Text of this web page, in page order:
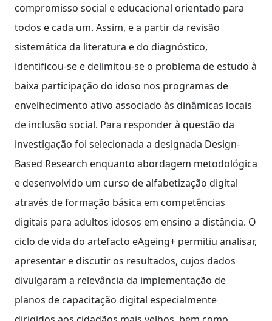
compromisso social e educacional orientado para
todos e cada um. Assim, e a partir da revisão
sistemática da literatura e do diagnóstico,
identificou-se e delimitou-se o problema de estudo à
baixa participação do idoso nos programas de
envelhecimento ativo associado às dinâmicas locais
de inclusão social. Para responder à questão da
investigação foi selecionada a designada Design-
Based Research enquanto abordagem metodológica
e desenvolvido um curso de alfabetização digital
através de formação básica em competências
digitais para adultos idosos em ensino a distância. O
ciclo de vida do artefacto eAgeing+ permitiu analisar,
apresentar e discutir os resultados, cujos dados
divulgaram a relevância da implementação de
planos de capacitação digital especialmente